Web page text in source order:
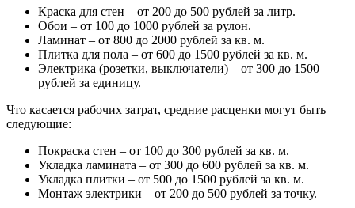
Краска для стен – от 200 до 500 рублей за литр.
Обои – от 100 до 1000 рублей за рулон.
Ламинат – от 800 до 2000 рублей за кв. м.
Плитка для пола – от 600 до 1500 рублей за кв. м.
Электрика (розетки, выключатели) – от 300 до 1500
рублей за единицу.
Что касается рабочих затрат, средние расценки могут быть
следующие:
Покраска стен – от 100 до 300 рублей за кв. м.
Укладка ламината – от 300 до 600 рублей за кв. м.
Укладка плитки – от 500 до 1500 рублей за кв. м.
Монтаж электрики – от 200 до 500 рублей за точку.